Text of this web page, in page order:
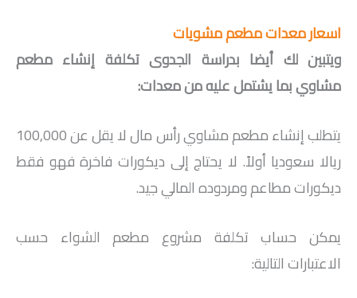
اسعار معدات مطعم مشويات
ويتبين لك أيضا بدراسة الجدوى تكلفة إنشاء مطعم
مشاوي بما يشتمل عليه من معدات:
يتطلب إنشاء مطعم مشاوي رأس مال لا يقل عن 100,000
ريالا سعوديا أولاً. لا يحتاج إلى ديكورات فاخرة فهو فقط
ديكورات مطاعم ومردوده المالي جيد.
يمكن حساب تكلفة مشروع مطعم الشواء حسب
الاعتبارات التالية: